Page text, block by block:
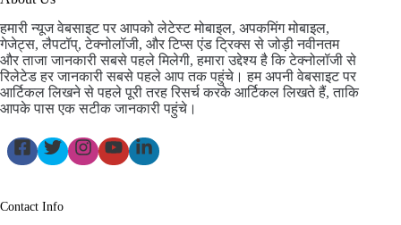
हमारी न्यूज वेबसाइट पर आपको लेटेस्ट मोबाइल, अपकमिंग मोबाइल,
गेजेट्स, लैपटॉप्, टेक्नोलॉजी, और टिप्स एंड ट्रिक्स से जोड़ी नवीनतम
और ताजा जानकारी सबसे पहले मिलेगी, हमारा उद्देश्य है कि टेक्नोलॉजी से
रिलेटेड हर जानकारी सबसे पहले आप तक पहुंचे। हम अपनी वेबसाइट पर
आर्टिकल लिखने से पहले पूरी तरह रिसर्च करके आर्टिकल लिखते हैं, ताकि
आपके पास एक सटीक जानकारी पहुंचे।
Contact Info